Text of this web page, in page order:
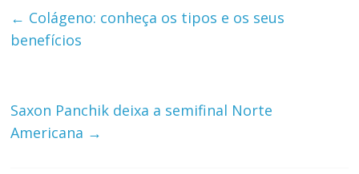
← Colágeno: conheça os tipos e os seus
benefícios
Saxon Panchik deixa a semifinal Norte
Americana →